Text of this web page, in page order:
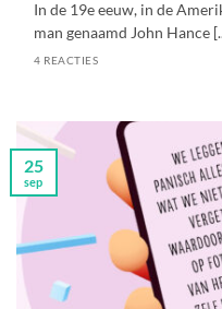
In de 19e eeuw, in de
man genaamd John Hance
4 REACTIES
25
sep